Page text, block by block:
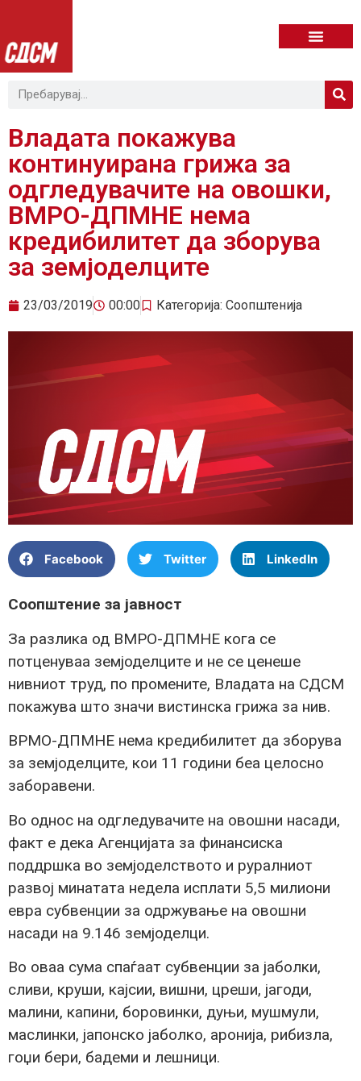
Владата покажува
континуирана грижа за
одгледувачите на овошки,
ВМРО-ДПМНЕ нема
кредибилитет да зборува
за земјоделците
23/03/2019 00:00 Категорија: Соопштенија
Facebook Twitter LinkedIn
Соопштение за јавност
За разлика од ВМРО-ДПМНЕ кога се
потценуваа земјоделците и не се ценеше
нивниот труд, по промените, Владата на СДСМ
покажува што значи вистинска грижа за нив.
ВРМО-ДПМНЕ нема кредибилитет да зборува
за земјоделците, кои 11 години беа целосно
заборавени.
Во однос на одгледувачите на овошни насади,
факт е дека Агенцијата за финансиска
поддршка во земјоделството и руралниот
развој минатата недела исплати 5,5 милиони
евра субвенции за одржување на овошни
насади на 9.146 земјоделци.
Во оваа сума спаѓаат субвенции за јаболки,
сливи, круши, кајсии, вишни, цреши, јагоди,
малини, капини, боровинки, дуњи, мушмули,
маслинки, јапонско јаболко, аронија, рибизла,
гоџи бери, бадеми и лешници.